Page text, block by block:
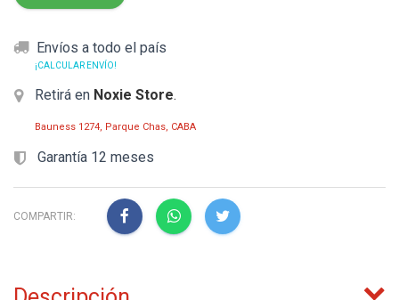
Envíos a todo el país
¡CALCULAR ENVÍO!
Retirá en Noxie Store.
Bauness 1274, Parque Chas, CABA
Garantía 12 meses
COMPARTIR: